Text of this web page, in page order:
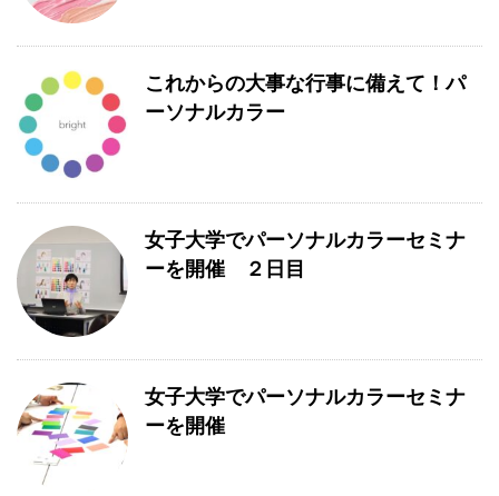
これからの大事な行事に備えて！パ
ーソナルカラー
女子大学でパーソナルカラーセミナ
ーを開催 ２日目
女子大学でパーソナルカラーセミナ
ーを開催